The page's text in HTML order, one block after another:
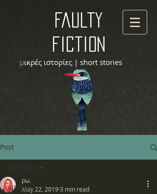
faulty
fiction
μικρές ιστορίες | short stories
Post
All Posts
ρω.
May 22, 20193 min read